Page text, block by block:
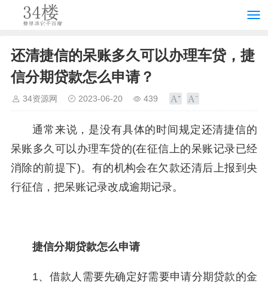
还清捷信的呆账多久可以办理车贷，捷
信分期贷款怎么申请？
34资源网 2023-06-20 439
通常来说，是没有具体的时间规定还清捷信的
呆账多久可以办理车贷的(在征信上的呆账记录已经
消除的前提下)。有的机构会在欠款还清后上报到央
行征信，把呆账记录改成逾期记录。
捷信分期贷款怎么申请
1、借款人需要先确定好需要申请分期贷款的金